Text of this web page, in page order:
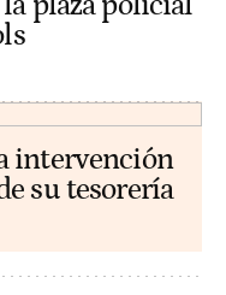
intervención
su tesorería